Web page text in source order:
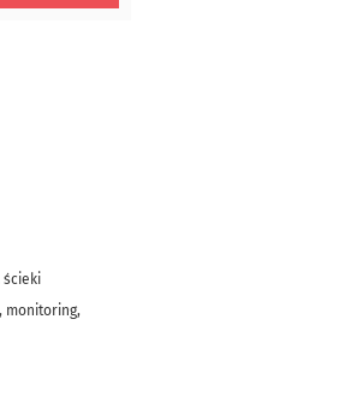
ścieki
monitoring,